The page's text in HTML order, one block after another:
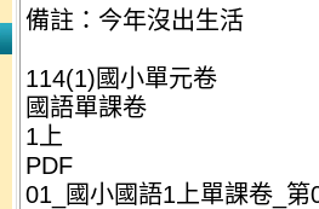
備註：今年沒出生活
114(1)國小單元卷
國語單課卷
1上
PDF
01_國小國語1上單課卷_